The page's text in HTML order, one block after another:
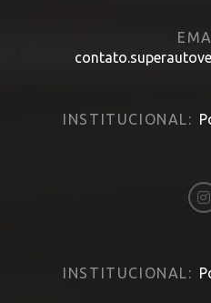
INSTITUCIONAL:
INSTITUCIONAL: